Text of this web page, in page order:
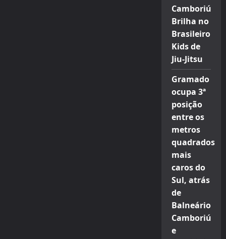
Camboriú
Brilha no
Brasileiro
Kids de
Jiu-Jitsu
Gramado
ocupa 3ª
posição
entre os
metros
quadrados
mais
caros do
Sul, atrás
de
Balneário
Camboriú
e